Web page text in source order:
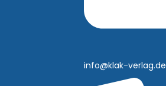
info@klak-verlag.de